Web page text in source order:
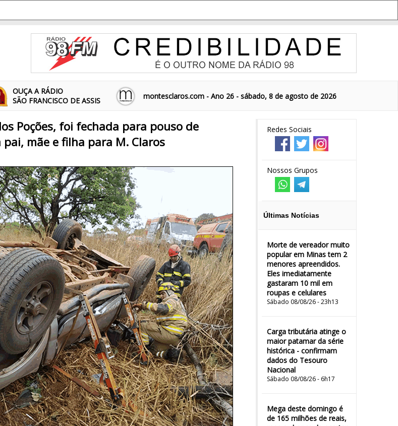
OUÇA A RÁDIO
SÃO FRANCISCO DE ASSIS
montesclaros.com - Ano 26 - sábado, 8 de agosto de 2026
Redes Sociais
Nossos Grupos
Últimas Notícias
Morte de vereador muito
popular em Minas tem 2
menores apreendidos.
Eles imediatamente
gastaram 10 mil em
roupas e celulares
Sábado 08/08/26 - 23h13
Carga tributária atinge o
maior patamar da série
histórica - confirmam
dados do Tesouro
Nacional
Sábado 08/08/26 - 6h17
Mega deste domingo é
de 165 milhões de reais,
Poções, foi fechada para pouso de
mãe e filha para M. Claros